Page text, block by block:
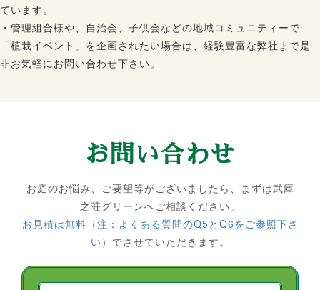
ています。
・管理組合様や、自治会、子供会などの地域コミュニティーで
「植栽イベント」を企画されたい場合は、経験豊富な弊社まで是
非お気軽にお問い合わせ下さい。
お問い合わせ
お庭のお悩み、ご要望等がございましたら、まずは武庫
之荘グリーンへご相談ください。
お見積は無料（注：よくある質問のQ5とQ6をご参照下さ
い） でさせていただきます。